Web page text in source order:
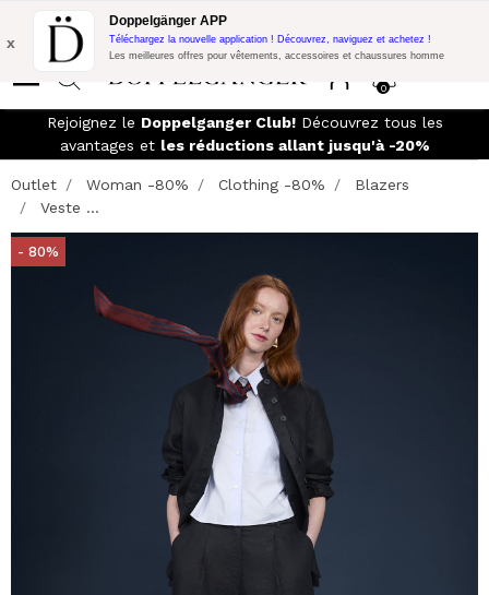
Promo Flash: 10% de réduction supplémentaire sur 300€ d'achat
avec le code:
0
x
Doppelgänger APP
Téléchargez la nouvelle application ! Découvrez, naviguez et achetez !
Les meilleures offres pour vêtements, accessoires et chaussures homme
Rejoignez le Doppelganger Club!Découvrez tous les
avantages et les réductions allant jusqu'à -20%
Outlet Woman -80% Clothing -80%
Blazers
Veste ...
- 80%